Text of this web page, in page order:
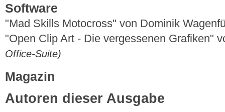
Software
"Mad Skills Motocross" von Dominik
"Open Clip Art - Die vergessenen Grafiken"
Office-Suite)
Magazin
Autoren dieser Ausgabe